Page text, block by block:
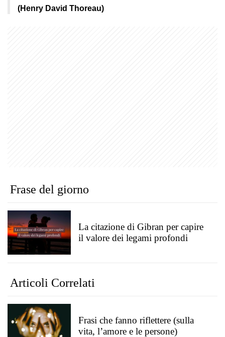
(Henry David Thoreau)
Frase del giorno
La citazione di Gibran per capire
il valore dei legami profondi
Articoli Correlati
Frasi che fanno riflettere (sulla
vita, l’amore e le persone)